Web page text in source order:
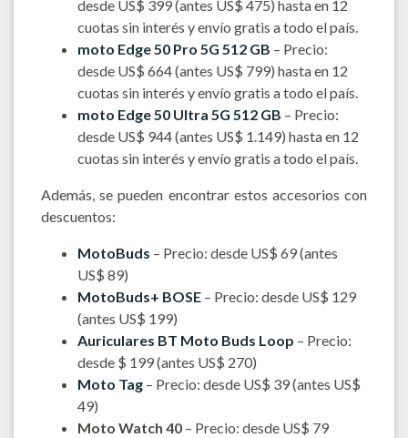
desde US$ 399 (antes US$ 475) hasta en 12
cuotas sin interés y envío gratis a todo el país.
moto Edge 50 Pro 5G 512 GB – Precio:
desde US$ 664 (antes US$ 799) hasta en 12
cuotas sin interés y envío gratis a todo el país.
moto Edge 50 Ultra 5G 512 GB – Precio:
desde US$ 944 (antes US$ 1.149) hasta en 12
cuotas sin interés y envío gratis a todo el país.
Además, se pueden encontrar estos accesorios con
descuentos:
MotoBuds – Precio: desde US$ 69 (antes
US$ 89)
MotoBuds+ BOSE – Precio: desde US$ 129
(antes US$ 199)
Auriculares BT Moto Buds Loop – Precio:
desde $ 199 (antes US$ 270)
Moto Tag – Precio: desde US$ 39 (antes US$
49)
Moto Watch 40 – Precio: desde US$ 79